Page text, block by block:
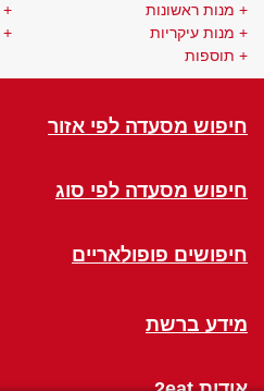
מנות ראשונות
מנות עיקריות
תוספות
חיפוש מסעדה לפי אזור
חיפוש מסעדה לפי סוג
חיפושים פופולאריים
מידע ברשת